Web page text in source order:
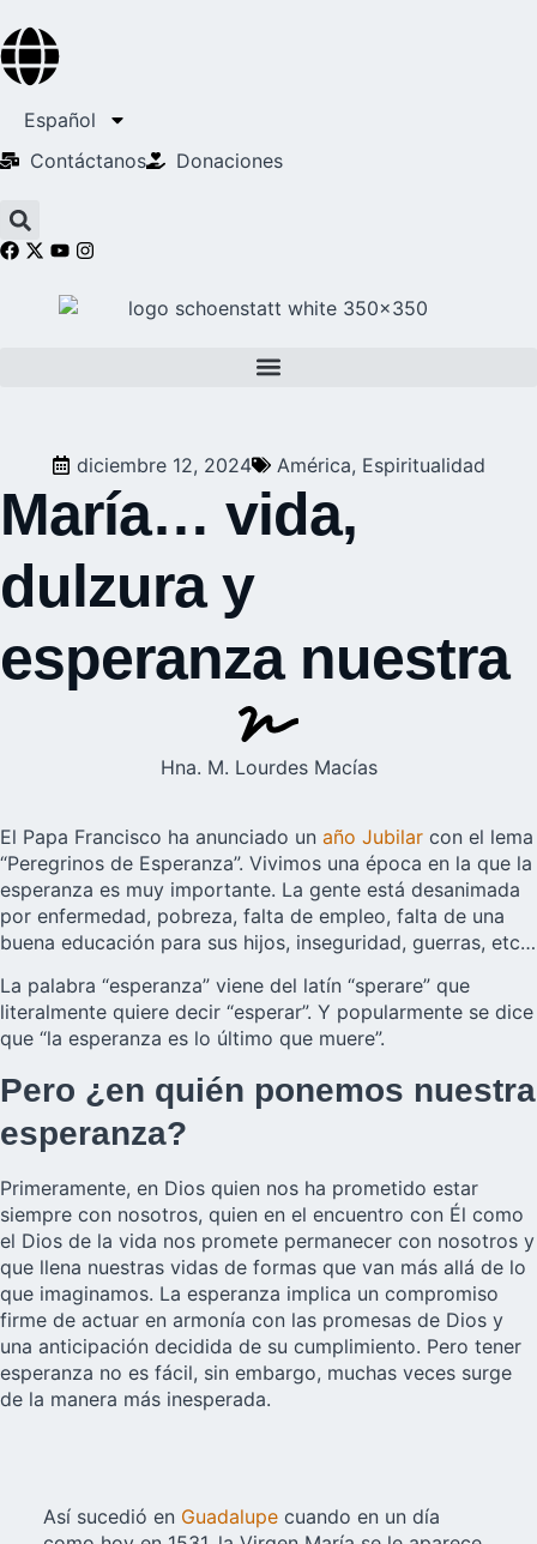
Español
Contáctanos
Donaciones
diciembre 12, 2024 América, Espiritualidad
María… vida,
dulzura y
esperanza nuestra
Hna. M. Lourdes Macías
El Papa Francisco ha anunciado un año Jubilar con el lema
“Peregrinos de Esperanza”. Vivimos una época en la que la
esperanza es muy importante. La gente está desanimada
por enfermedad, pobreza, falta de empleo, falta de una
buena educación para sus hijos, inseguridad, guerras, etc…
La palabra “esperanza” viene del latín “sperare” que
literalmente quiere decir “esperar”. Y popularmente se dice
que “la esperanza es lo último que muere”.
Pero ¿en quién ponemos nuestra
esperanza?
Primeramente, en Dios quien nos ha prometido estar
siempre con nosotros, quien en el encuentro con Él como
el Dios de la vida nos promete permanecer con nosotros y
que llena nuestras vidas de formas que van más allá de lo
que imaginamos. La esperanza implica un compromiso
firme de actuar en armonía con las promesas de Dios y
una anticipación decidida de su cumplimiento. Pero tener
esperanza no es fácil, sin embargo, muchas veces surge
de la manera más inesperada.
Así sucedió en Guadalupecuando en un día